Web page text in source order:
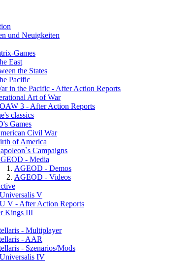
und Neuigkeiten
Games
East
the States
Pacific
in the Pacific - After Action Reports
Art of War
3 - After Action Reports
classics
Games
Civil War
of America
Campaigns
- Media
AGEOD - Demos
AGEOD - Videos
V
V - After Action Reports
Kings III
- Multiplayer
- AAR
- Szenarios/Mods
IV